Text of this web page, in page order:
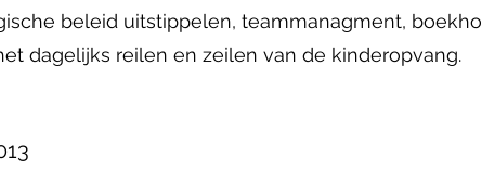
beleid uitstippelen, teammanagment,
dagelijks reilen en zeilen van de kinderopvang.